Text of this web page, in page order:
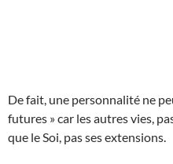
De fait, une personnalité ne
futures » car les autres vies,
que le Soi, pas ses extensions.